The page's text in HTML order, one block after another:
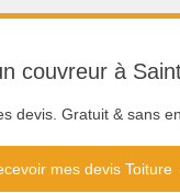
couvreur à
devis. Gratuit & sans
mes devis Toiture